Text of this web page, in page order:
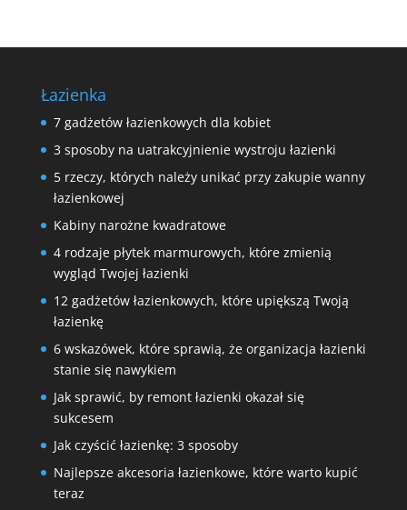
Łazienka
7 gadżetów łazienkowych dla kobiet
3 sposoby na uatrakcyjnienie wystroju łazienki
5 rzeczy, których należy unikać przy zakupie wanny
łazienkowej
Kabiny narożne kwadratowe
4 rodzaje płytek marmurowych, które zmienią
wygląd Twojej łazienki
12 gadżetów łazienkowych, które upiększą Twoją
łazienkę
6 wskazówek, które sprawią, że organizacja łazienki
stanie się nawykiem
Jak sprawić, by remont łazienki okazał się
sukcesem
Jak czyścić łazienkę: 3 sposoby
Najlepsze akcesoria łazienkowe, które warto kupić
teraz